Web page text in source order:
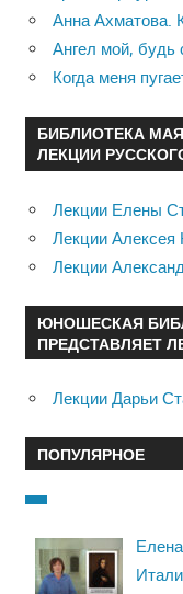
Анна Ахматова.
Ангел мой, будь
Когда меня
БИБЛИОТЕКА
ЛЕКЦИИ
Лекции Елены
Лекции Алексея
Лекции
ЮНОШЕСКАЯ
ПРЕДСТАВЛЯЕТ
Лекции Дарьи
ПОПУЛЯРНОЕ